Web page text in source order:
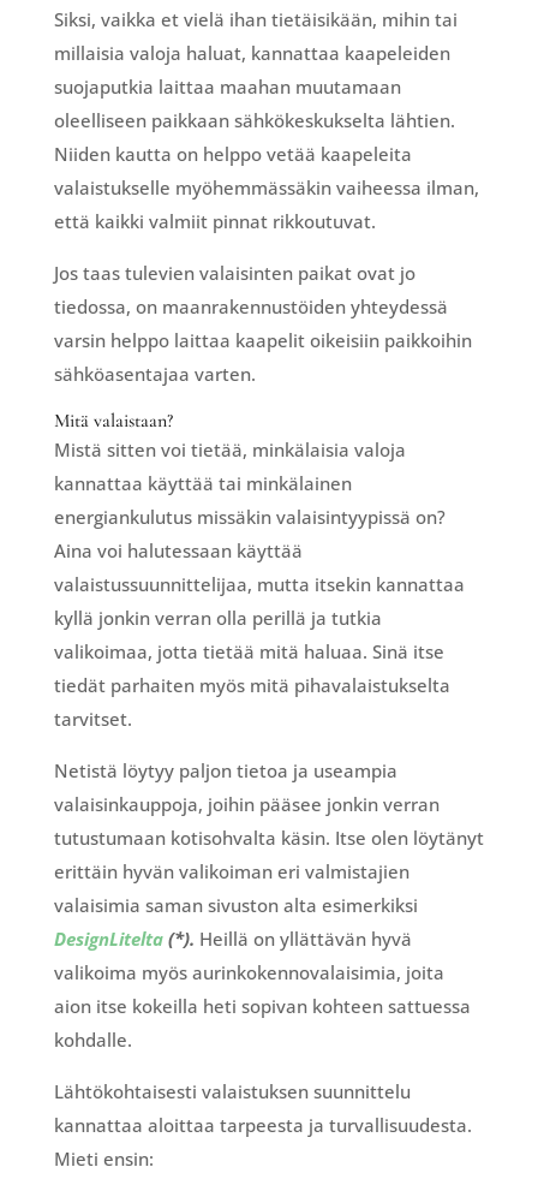
Siksi, vaikka et vielä ihan tietäisikään, mihin tai
millaisia valoja haluat, kannattaa kaapeleiden
suojaputkia laittaa maahan muutamaan
oleelliseen paikkaan sähkökeskukselta lähtien.
Niiden kautta on helppo vetää kaapeleita
valaistukselle myöhemmässäkin vaiheessa ilman,
että kaikki valmiit pinnat rikkoutuvat.
Jos taas tulevien valaisinten paikat ovat jo
tiedossa, on maanrakennustöiden yhteydessä
varsin helppo laittaa kaapelit oikeisiin paikkoihin
sähköasentajaa varten.
Mitä valaistaan?
Mistä sitten voi tietää, minkälaisia valoja
kannattaa käyttää tai minkälainen
energiankulutus missäkin valaisintyypissä on?
Aina voi halutessaan käyttää
valaistussuunnittelijaa, mutta itsekin kannattaa
kyllä jonkin verran olla perillä ja tutkia
valikoimaa, jotta tietää mitä haluaa. Sinä itse
tiedät parhaiten myös mitä pihavalaistukselta
tarvitset.
Netistä löytyy paljon tietoa ja useampia
valaisinkauppoja, joihin pääsee jonkin verran
tutustumaan kotisohvalta käsin. Itse olen löytänyt
erittäin hyvän valikoiman eri valmistajien
valaisimia saman sivuston alta esimerkiksi
DesignLitelta(*). Heillä on yllättävän hyvä
valikoima myös aurinkokennovalaisimia, joita
aion itse kokeilla heti sopivan kohteen sattuessa
kohdalle.
Lähtökohtaisesti valaistuksen suunnittelu
kannattaa aloittaa tarpeesta ja turvallisuudesta.
Mieti ensin: